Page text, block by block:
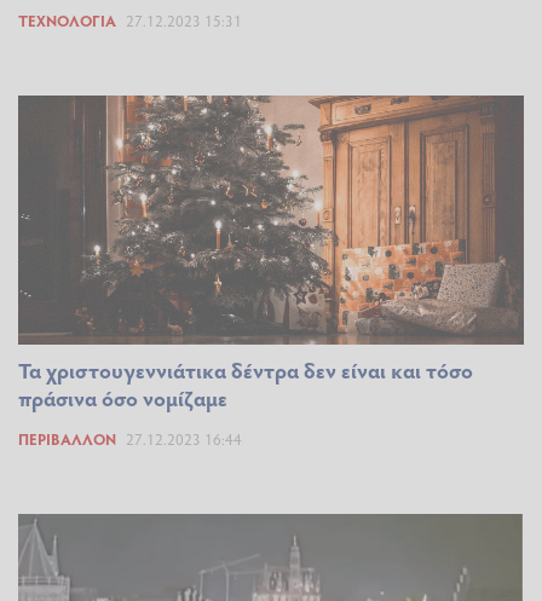
ΤΕΧΝΟΛΟΓΊΑ 27.12.2023 15:31
Τα χριστουγεννιάτικα δέντρα δεν είναι και τόσο
πράσινα όσο νομίζαμε
ΠΕΡΙΒΆΛΛΟΝ 27.12.2023 16:44